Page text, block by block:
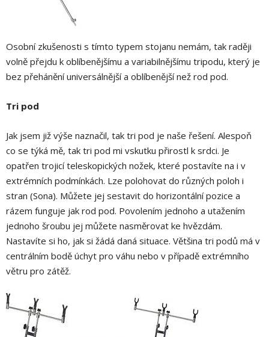
Osobní zkušenosti s tímto typem stojanu nemám, tak raději
volně přejdu k oblíbenějšímu a variabilnějšímu tripodu, který je
bez přehánění universálnější a oblíbenější než rod pod.
Tri pod
Jak jsem již výše naznačil, tak tri pod je naše řešení. Alespoň
co se týká mě, tak tri pod mi vskutku přirostl k srdci. Je
opatřen trojicí teleskopických nožek, které postavíte na i v
extrémních podmínkách. Lze polohovat do různých poloh i
stran (Sona). Můžete jej sestavit do horizontální pozice a
rázem funguje jak rod pod. Povolením jednoho a utažením
jednoho šroubu jej můžete nasměrovat ke hvězdám.
Nastavíte si ho, jak si žádá daná situace. Většina tri podů má v
centrálním bodě úchyt pro váhu nebo v případě extrémního
větru pro zátěž.